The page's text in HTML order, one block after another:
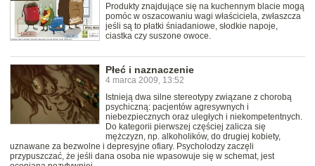
Produkty znajdujące się na kuchennym blacie mogą
pomóc w oszacowaniu wagi właściciela, zwłaszcza
jeśli są to płatki śniadaniowe, słodkie napoje,
ciastka czy suszone owoce.
Płeć i naznaczenie
4 marca 2009, 13:52
Istnieją dwa silne stereotypy związane z chorobą
psychiczną: pacjentów agresywnych i
niebezpiecznych oraz uległych i niekompetentnych.
Do kategorii pierwszej częściej zalicza się
mężczyzn, np. alkoholików, do drugiej kobiety,
uznawane za bezwolne i depresyjne ofiary. Psycholodzy zaczęli
przypuszczać, że jeśli dana osoba nie wpasowuje się w schemat, jest